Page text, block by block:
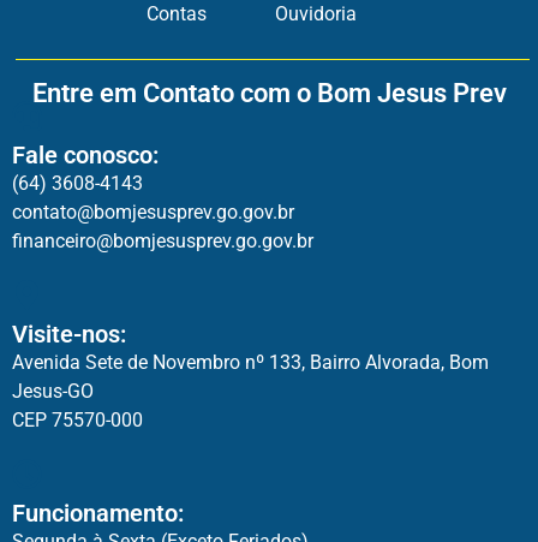
Contas
Ouvidoria
Entre em Contato com o Bom Jesus Prev
Fale conosco:
(64) 3608-4143
contato@bomjesusprev.go.gov.br
financeiro@bomjesusprev.go.gov.br
Visite-nos:
Avenida Sete de Novembro nº 133, Bairro Alvorada, Bom
Jesus-GO
CEP 75570-000
Funcionamento: